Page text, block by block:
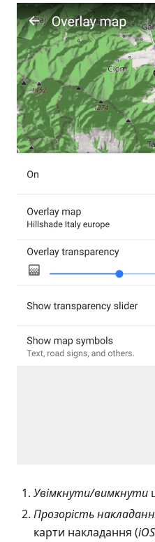
Увімкнути/вимкнути
Прозорість
карти накладання (iOS